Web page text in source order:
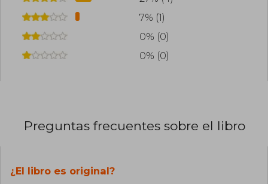
7% (1)
0% (0)
0% (0)
Preguntas frecuentes sobre el libro
¿El libro es original?